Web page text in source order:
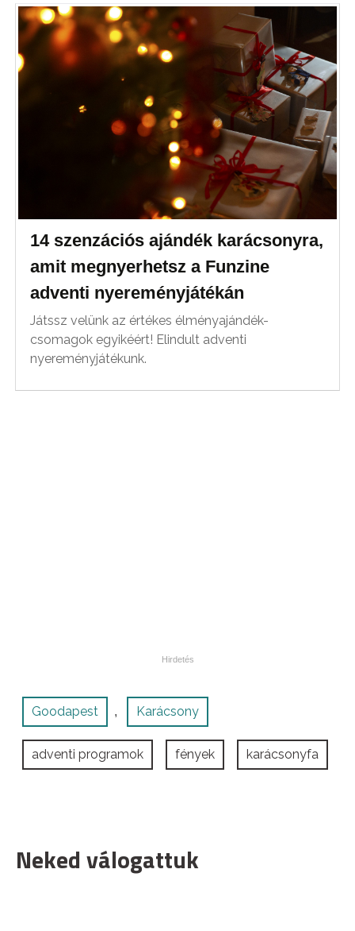
14 szenzációs ajándék karácsonyra,
amit megnyerhetsz a Funzine
adventi nyereményjátékán
Játssz velünk az értékes élményajándék-
csomagok egyikéért! Elindult adventi
nyereményjátékunk.
Goodapest , Karácsony
adventi programok fények karácsonyfa
Neked válogattuk